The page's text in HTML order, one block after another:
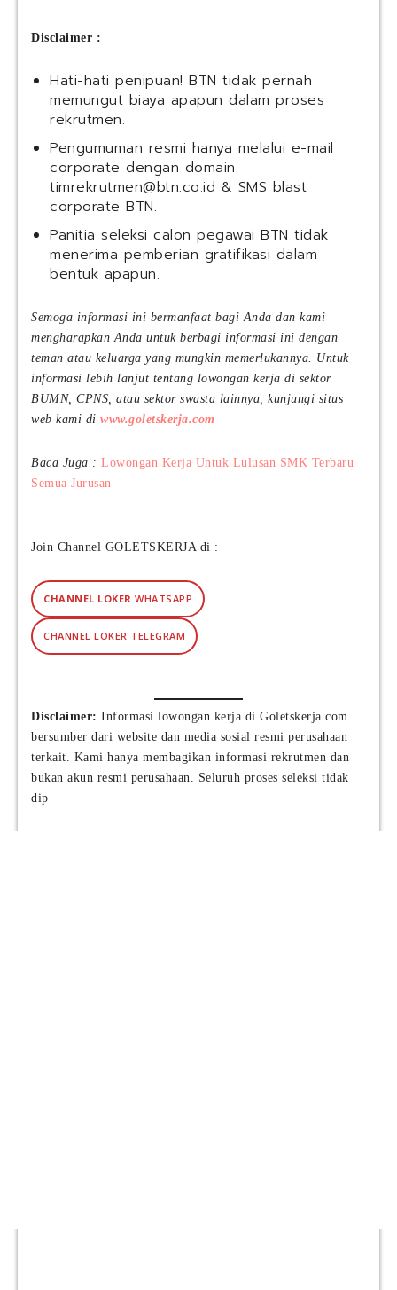
Disclaimer :
Hati-hati penipuan! BTN tidak pernah
memungut biaya apapun dalam proses
rekrutmen.
Pengumuman resmi hanya melalui e-mail
corporate dengan domain
timrekrutmen@btn.co.id & SMS blast
corporate BTN.
Panitia seleksi calon pegawai BTN tidak
menerima pemberian gratifikasi dalam
bentuk apapun.
Semoga informasi ini bermanfaat bagi Anda dan kami
mengharapkan Anda untuk berbagi informasi ini dengan
teman atau keluarga yang mungkin memerlukannya. Untuk
informasi lebih lanjut tentang lowongan kerja di sektor
BUMN, CPNS, atau sektor swasta lainnya, kunjungi situs
web kami di www.goletskerja.com
Baca Juga : Lowongan Kerja Untuk Lulusan SMK Terbaru
Semua Jurusan
Join Channel GOLETSKERJA di :
CHANNEL LOKER WHATSAPP
CHANNEL LOKER TELEGRAM
Disclaimer: Informasi lowongan kerja di Goletskerja.com
bersumber dari website dan media sosial resmi perusahaan
terkait. Kami hanya membagikan informasi rekrutmen dan
bukan akun resmi perusahaan. Seluruh proses seleksi tidak
dip